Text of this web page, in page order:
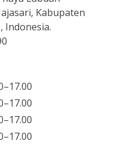
Kabupaten
Indonesia.